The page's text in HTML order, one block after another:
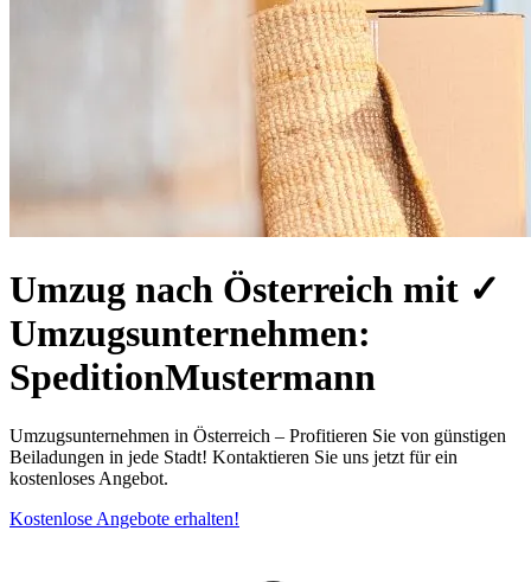
Umzug nach Österreich mit ✓
Umzugsunternehmen:
SpeditionMustermann
Umzugsunternehmen in Österreich – Profitieren Sie von günstigen
Beiladungen in jede Stadt! Kontaktieren Sie uns jetzt für ein
kostenloses Angebot.
Kostenlose Angebote erhalten!